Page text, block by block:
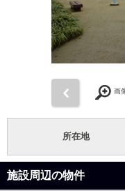
画
所在地
施設周辺の物件